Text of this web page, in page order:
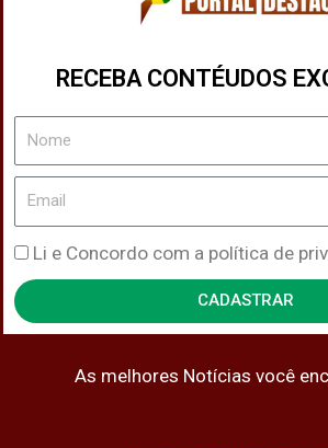
RECEBA CONTÉUDOS
Nome
Email
Política
de
Privacidade
Li e Concordo com a política de
CADASTRAR
As melhores Notícias você